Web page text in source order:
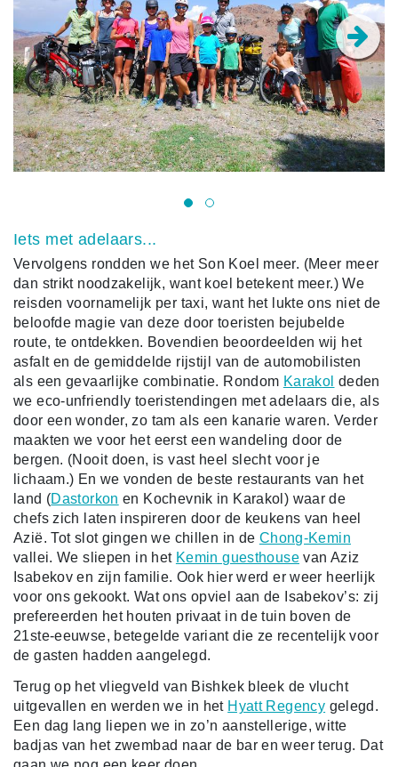
Iets met adelaars...
Vervolgens rondden we het Son Koel meer. (Meer meer
dan strikt noodzakelijk, want koel betekent meer.) We
reisden voornamelijk per taxi, want het lukte ons niet de
beloofde magie van deze door toeristen bejubelde
route, te ontdekken. Bovendien beoordeelden wij het
asfalt en de gemiddelde rijstijl van de automobilisten
als een gevaarlijke combinatie. Rondom Karakol deden
we eco-unfriendly toeristendingen met adelaars die, als
door een wonder, zo tam als een kanarie waren. Verder
maakten we voor het eerst een wandeling door de
bergen. (Nooit doen, is vast heel slecht voor je
lichaam.) En we vonden de beste restaurants van het
land (Dastorkon en Kochevnik in Karakol) waar de
chefs zich laten inspireren door de keukens van heel
Azië. Tot slot gingen we chillen in de Chong-Kemin
vallei. We sliepen in het Kemin guesthousevan Aziz
Isabekov en zijn familie. Ook hier werd er weer heerlijk
voor ons gekookt. Wat ons opviel aan de Isabekov’s: zij
prefereerden het houten privaat in de tuin boven de
21ste-eeuwse, betegelde variant die ze recentelijk voor
de gasten hadden aangelegd.
Terug op het vliegveld van Bishkek bleek de vlucht
uitgevallen en werden we in het Hyatt Regency gelegd.
Een dag lang liepen we in zo’n aanstellerige, witte
badjas van het zwembad naar de bar en weer terug. Dat